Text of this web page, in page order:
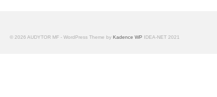
© 2026 AUDYTOR MF - WordPress Theme by Kadence WP IDEA-NET 2021